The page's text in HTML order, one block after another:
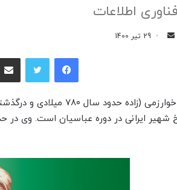
ب
ه
29 تیر 1400
فیسبوک